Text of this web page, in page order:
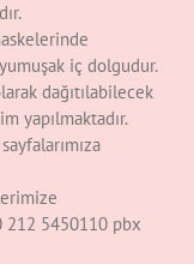
iç dolgudur.
dağıtılabilecek
yapılmaktadır.
5450110 pbx